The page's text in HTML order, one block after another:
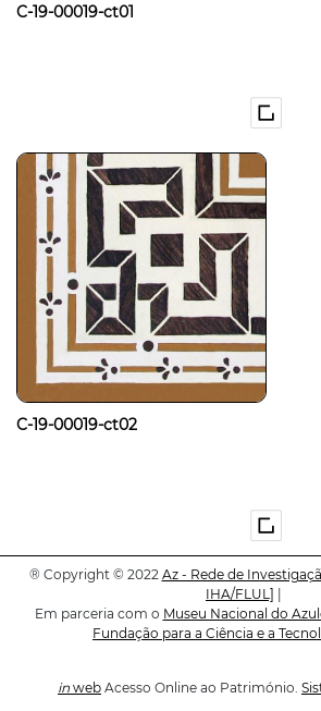
C-19-00019-ct01
C-19-00019-ct02
® Copyright © 2022 Az - Rede de
IHA/FLUL]
Em parceria com o Museu Nacional do
Fundação para a Ciência e a
in web Acesso Online ao Património.